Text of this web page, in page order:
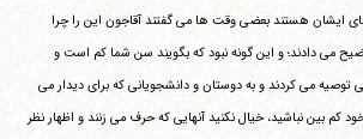
ایشان هستند بعضی وقت ها می گفتند آقاجون این را چرا
می دادند؛ و این گونه نبود که بگویند سن شما کم است و
می کردند و به دوستان و دانشجویانی که برای دیدار می
کم بین نباشید، خیال نکنید آنهایی که حرف می زنند و اظهار نظر